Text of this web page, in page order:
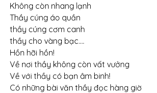
Không còn nhang lạnh
Thầy cúng áo quần
thầy cúng cơm canh
thầy cho vàng bạc....
Hồn hỡi hồn!
Về nơi thầy không còn vất vưởng
Về với thầy có bạn âm binh!
Có những bài văn thầy đọc hàng giờ